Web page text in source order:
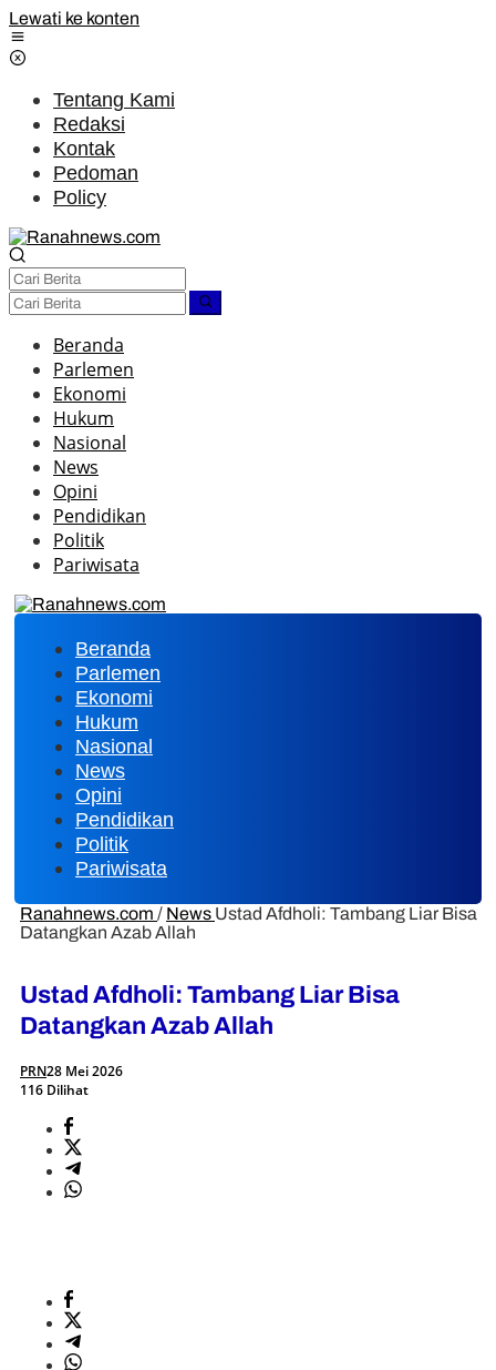
Lewati ke konten
Tentang Kami
Redaksi
Kontak
Pedoman
Policy
Beranda
Parlemen
Ekonomi
Hukum
Nasional
News
Opini
Pendidikan
Politik
Pariwisata
Beranda
Parlemen
Ekonomi
Hukum
Nasional
News
Opini
Pendidikan
Politik
Pariwisata
Ranahnews.com / News Ustad Afdholi: Tambang Liar Bisa
Datangkan Azab Allah
Ustad Afdholi: Tambang Liar Bisa
Datangkan Azab Allah
PRN28 Mei 2026
116 Dilihat